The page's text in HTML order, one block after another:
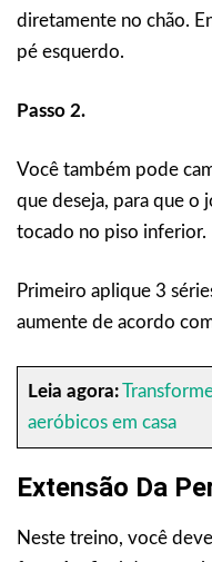
diretamente no chão.
pé esquerdo.
Passo 2.
Você também pode
que deseja, para que o
tocado no piso inferior.
Primeiro aplique 3
aumente de acordo
Leia agora:
aeróbicos em casa
Extensão Da
Neste treino, você